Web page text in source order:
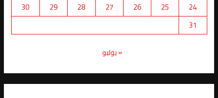
24
25
26
27
28
29
30
31
« يوليو